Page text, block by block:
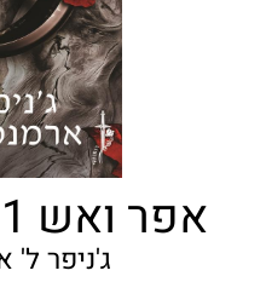
אפר ואש 1 - צל בגחלת
ג'ניפר ל'